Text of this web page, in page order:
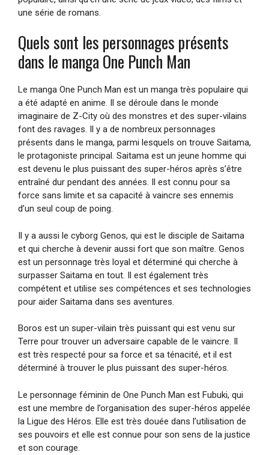
une série de romans.
Quels sont les personnages présents
dans le manga One Punch Man
Le manga One Punch Man est un manga très populaire qui
a été adapté en anime. Il se déroule dans le monde
imaginaire de Z-City où des monstres et des super-vilains
font des ravages. Il y a de nombreux personnages
présents dans le manga, parmi lesquels on trouve Saitama,
le protagoniste principal. Saitama est un jeune homme qui
est devenu le plus puissant des super-héros après s’être
entraîné dur pendant des années. Il est connu pour sa
force sans limite et sa capacité à vaincre ses ennemis
d’un seul coup de poing.
Il y a aussi le cyborg Genos, qui est le disciple de Saitama
et qui cherche à devenir aussi fort que son maître. Genos
est un personnage très loyal et déterminé qui cherche à
surpasser Saitama en tout. Il est également très
compétent et utilise ses compétences et ses technologies
pour aider Saitama dans ses aventures.
Boros est un super-vilain très puissant qui est venu sur
Terre pour trouver un adversaire capable de le vaincre. Il
est très respecté pour sa force et sa ténacité, et il est
déterminé à trouver le plus puissant des super-héros.
Le personnage féminin de One Punch Man est Fubuki, qui
est une membre de l’organisation des super-héros appelée
la Ligue des Héros. Elle est très douée dans l’utilisation de
ses pouvoirs et elle est connue pour son sens de la justice
et son courage.